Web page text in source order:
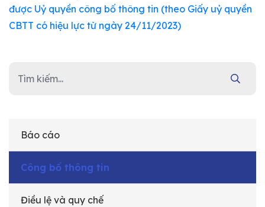
Báo cáo
Công bố thông tin
Điều lệ và quy chế
được Uỷ quyền công bố thông tin (theo Giấy uỷ quyền
CBTT có hiệu lực từ ngày 24/11/2023)